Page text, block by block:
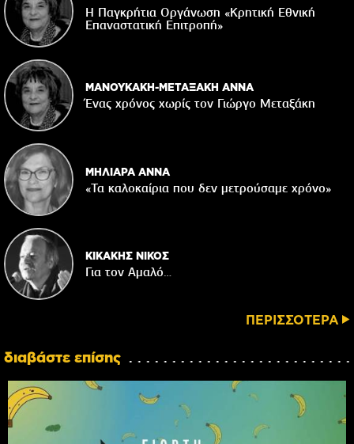
Η Παγκρήτια Οργάνωση «Κρητική Εθνική
Επαναστατική Eπιτροπή»
ΜΑΝΟΥΚΑΚΗ-ΜΕΤΑΞΑΚΗ ΑΝΝΑ
Ένας χρόνος χωρίς τον Γιώργο Μεταξάκη
ΜΗΛΙΑΡΑ ΑΝΝΑ
«Τα καλοκαίρια που δεν μετρούσαμε χρόνο»
ΚΙΚΑΚΗΣ ΝΙΚΟΣ
Για τον Αμαλό…
ΠΕΡΙΣΣΟΤΕΡΑ
διαβάστε επίσης